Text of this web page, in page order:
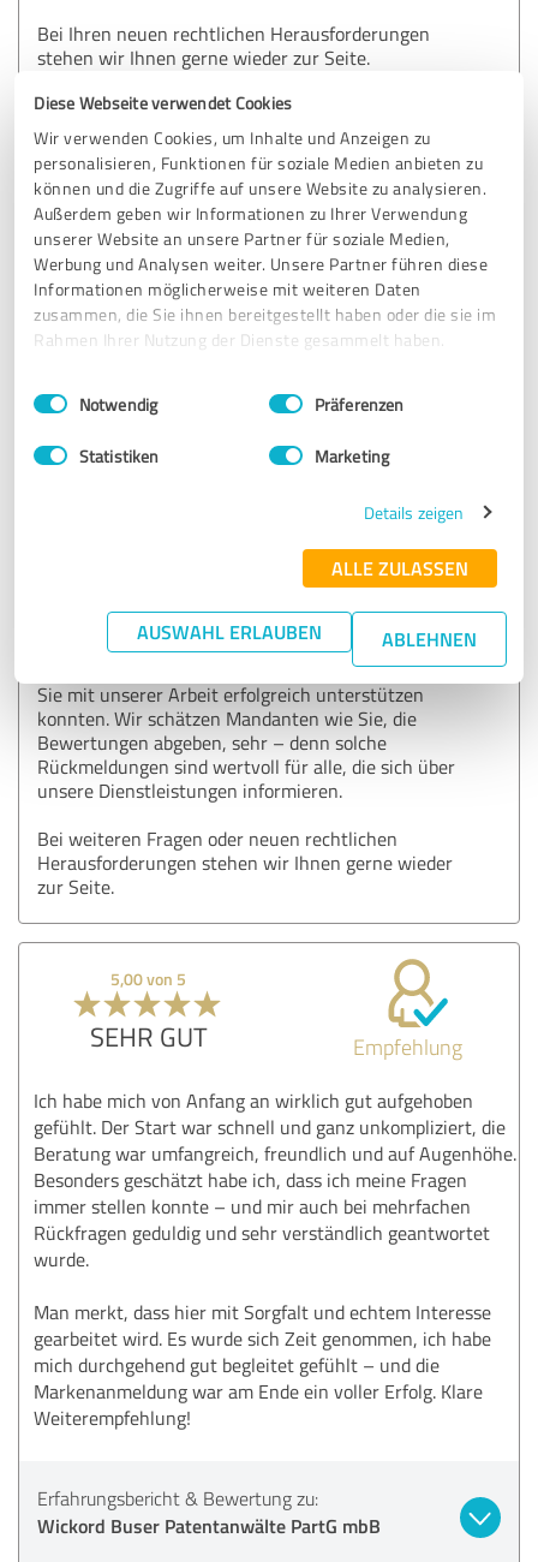
Diese Webseite verwendet Cookies
Wir verwenden Cookies, um Inhalte und Anzeigen zu
personalisieren, Funktionen für soziale Medien anbieten zu
können und die Zugriffe auf unsere Website zu analysieren.
Außerdem geben wir Informationen zu Ihrer Verwendung
unserer Website an unsere Partner für soziale Medien,
Werbung und Analysen weiter. Unsere Partner führen diese
Informationen möglicherweise mit weiteren Daten
zusammen, die Sie ihnen bereitgestellt haben oder die sie im
Rahmen Ihrer Nutzung der Dienste gesammelt haben.
Impressum Datenschutzbestimmungen
Einwilligungsauswahl
Notwendig Präferenzen
Statistiken Marketing
Details zeigen
ALLE ZULASSEN
AUSWAHL ERLAUBEN ABLEHNEN
Bei Ihren neuen rechtlichen Herausforderungen
stehen wir Ihnen gerne wieder zur Seite.
5,00 von 5
SEHR GUT Empfehlung
Ausgesprochen freundliche Gespräche, ohne Druck und
immer bis ins Detail erklärend.
Wickord Buser Patentanwälte PartG mbB
09.06.2026 Joachim R.
Kommentar von Wickord Buser Patentanwälte
große Vertrauen in unsere Kanzlei!
Ihr Feedback freut uns sehr und zeigt uns, dass wir
Sie mit unserer Arbeit erfolgreich unterstützen
konnten. Wir schätzen Mandanten wie Sie, die
Bewertungen abgeben, sehr – denn solche
Rückmeldungen sind wertvoll für alle, die sich über
unsere Dienstleistungen informieren.
Bei weiteren Fragen oder neuen rechtlichen
Herausforderungen stehen wir Ihnen gerne wieder
zur Seite.
5,00 von 5
SEHR GUT Empfehlung
Ich habe mich von Anfang an wirklich gut aufgehoben
gefühlt. Der Start war schnell und ganz unkompliziert, die
Beratung war umfangreich, freundlich und auf Augenhöhe.
Besonders geschätzt habe ich, dass ich meine Fragen
immer stellen konnte – und mir auch bei mehrfachen
Rückfragen geduldig und sehr verständlich geantwortet
wurde.
Man merkt, dass hier mit Sorgfalt und echtem Interesse
gearbeitet wird. Es wurde sich Zeit genommen, ich habe
mich durchgehend gut begleitet gefühlt – und die
Markenanmeldung war am Ende ein voller Erfolg. Klare
Weiterempfehlung!
Erfahrungsbericht & Bewertung zu:
Wickord Buser Patentanwälte PartG mbB